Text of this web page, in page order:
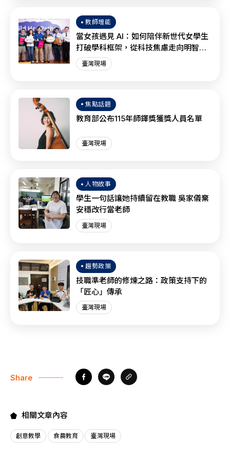
教師增能
當女孩遇見 AI：如何陪伴新世代女學生
打破學科框架，從科技焦慮走向明智協
作？
臺灣現場
焦點話題
教育部公布115年師鐸獎獲獎人員名單
臺灣現場
人物故事
學生一句話讓她持續留在教職 吳家儀棄
安穩改行當老師
臺灣現場
趨勢政策
技職準老師的修煉之路：政策支持下的
「匠心」傳承
臺灣現場
Share
相關文章內容
創意教學 食農教育 臺灣現場